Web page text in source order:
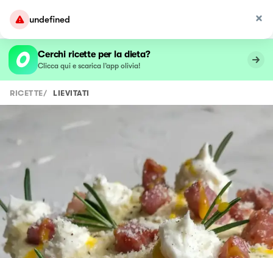
undefined
Cerchi ricette per la dieta?
Clicca qui e scarica l’app olivia!
RICETTE/ LIEVITATI